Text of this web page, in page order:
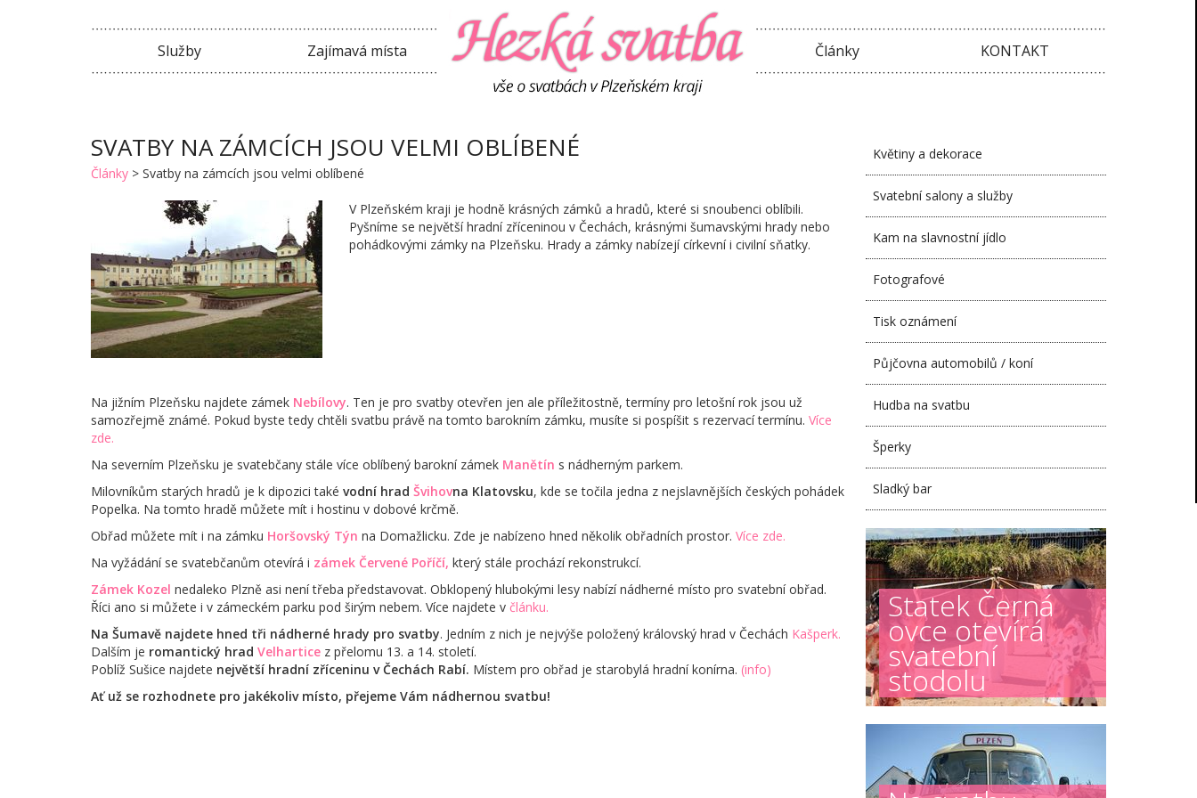
Služby Zajímavá místa Články KONTAKT
SVATBY NA ZÁMCÍCH JSOU VELMI OBLÍBENÉ
Články > Svatby na zámcích jsou velmi oblíbené
V Plzeňském kraji je hodně krásných zámků a hradů, které si snoubenci oblíbili.
Pyšníme se největší hradní zříceninou v Čechách, krásnými šumavskými hrady nebo
pohádkovými zámky na Plzeňsku. Hrady a zámky nabízejí církevní i civilní sňatky.
Na jižním Plzeňsku najdete zámek Nebílovy. Ten je pro svatby otevřen jen ale příležitostně, termíny pro letošní rok jsou už
samozřejmě známé. Pokud byste tedy chtěli svatbu právě na tomto barokním zámku, musíte si pospíšit s rezervací termínu. Více
zde.
Na severním Plzeňsku je svatebčany stále více oblíbený barokní zámek Manětín s nádherným parkem.
Milovníkům starých hradů je k dipozici také vodní hrad Švihovna Klatovsku, kde se točila jedna z nejslavnějších českých pohádek
Popelka. Na tomto hradě můžete mít i hostinu v dobové krčmě.
Obřad můžete mít i na zámku Horšovský Týn na Domažlicku. Zde je nabízeno hned několik obřadních prostor. Více zde.
Na vyžádání se svatebčanům otevírá i zámek Červené Poříčí, který stále prochází rekonstrukcí.
Zámek Kozel nedaleko Plzně asi není třeba představovat. Obklopený hlubokými lesy nabízí nádherné místo pro svatební obřad.
Říci ano si můžete i v zámeckém parku pod širým nebem. Více najdete v článku.
Na Šumavě najdete hned tři nádherné hrady pro svatby. Jedním z nich je nejvýše položený královský hrad v Čechách Kašperk.
Dalším je romantický hrad Velhartice z přelomu 13. a 14. století.
Poblíž Sušice najdete největší hradní zříceninu v Čechách Rabí. Místem pro obřad je starobylá hradní konírna. (info)
Ať už se rozhodnete pro jakékoliv místo, přejeme Vám nádhernou svatbu!
Květiny a dekorace
Svatební salony a služby
Kam na slavnostní jídlo
Fotografové
Tisk oznámení
Půjčovna automobilů / koní
Hudba na svatbu
Šperky
Sladký bar
Statek Černá
ovce otevírá
svatební
stodolu